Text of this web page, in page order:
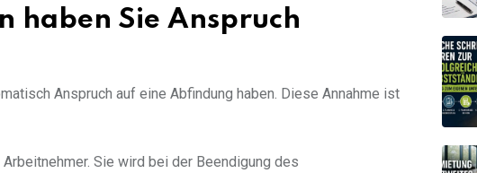
haben Sie Anspruch
Anspruch auf eine Abfindung haben. Diese Annahme ist
Sie wird bei der Beendigung des